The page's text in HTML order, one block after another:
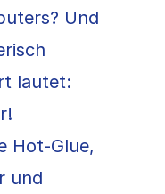
Und
lautet:
Hot-Glue,
und